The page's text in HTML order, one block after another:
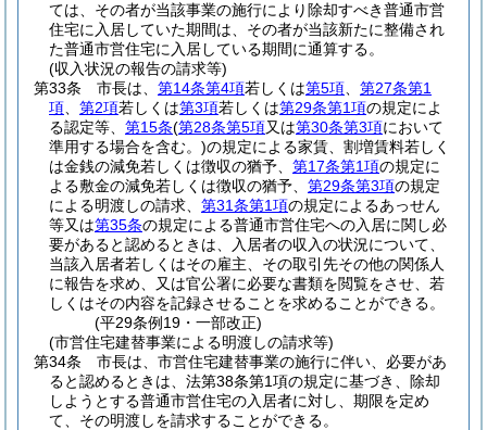
ては、その者が当該事業の施行により除却すべき普通市営
住宅に入居していた期間は、その者が当該新たに整備され
た普通市営住宅に入居している期間に通算する。
(収入状況の報告の請求等)
第33条
市長は、 第14条第4項若しくは第5項
第27条第1
項
第2項若しくは第3項若しくは第29条第1項の規定によ
る認定等、 第15条(第28条第5項又は第30条第3項において
準用する場合を含む。)の規定による家賃、割増賃料若しく
は金銭の減免若しくは徴収の猶予、 第17条第1項の規定に
よる敷金の減免若しくは徴収の猶予、 第29条第3項の規定
による明渡しの請求、 第31条第1項の規定によるあっせん
等又は第35条の規定による普通市営住宅への入居に関し必
要があると認めるときは、入居者の収入の状況について、
当該入居者若しくはその雇主、その取引先その他の関係人
に報告を求め、又は官公署に必要な書類を閲覧をさせ、若
しくはその内容を記録させることを求めることができる。
(平29条例19・一部改正)
(市営住宅建替事業による明渡しの請求等)
第34条
市長は、市営住宅建替事業の施行に伴い、必要があ
ると認めるときは、法第38条第1項の規定に基づき、除却
しようとする普通市営住宅の入居者に対し、期限を定め
て、その明渡しを請求することができる。